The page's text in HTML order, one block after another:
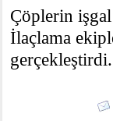
Çöplerin işgal
İlaçlama
gerçekleştirdi.